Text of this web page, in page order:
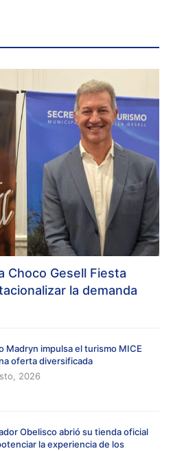
Choco Gesell Fiesta
la demanda
Madryn impulsa el turismo MICE
oferta diversificada
2026
Obelisco abrió su tienda oficial
la experiencia de los